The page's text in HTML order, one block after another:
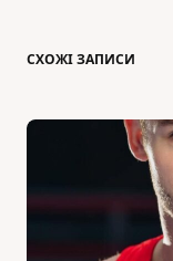
СХОЖІ ЗАПИСИ